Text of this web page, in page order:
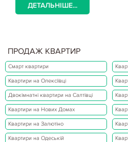
ДЕТАЛЬНІШЕ...
ПРОДАЖ КВАРТИР
Смарт квартири
Квартири на Олексіївці
Двокімнатні квартири на Салтівці
Квартири на Нових Домах
Квартири на Залютіно
Квартири на Одеській